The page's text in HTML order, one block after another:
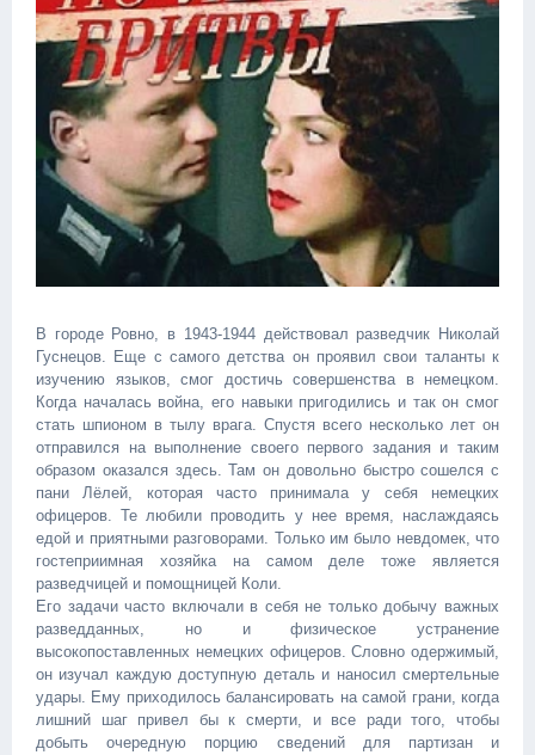
В городе Ровно, в 1943-1944 действовал разведчик Николай
Гуснецов. Еще с самого детства он проявил свои таланты к
изучению языков, смог достичь совершенства в немецком.
Когда началась война, его навыки пригодились и так он смог
стать шпионом в тылу врага. Спустя всего несколько лет он
отправился на выполнение своего первого задания и таким
образом оказался здесь. Там он довольно быстро сошелся с
пани Лёлей, которая часто принимала у себя немецких
офицеров. Те любили проводить у нее время, наслаждаясь
едой и приятными разговорами. Только им было невдомек, что
гостеприимная хозяйка на самом деле тоже является
разведчицей и помощницей Коли.
Его задачи часто включали в себя не только добычу важных
разведданных, но и физическое устранение
высокопоставленных немецких офицеров. Словно одержимый,
он изучал каждую доступную деталь и наносил смертельные
удары. Ему приходилось балансировать на самой грани, когда
лишний шаг привел бы к смерти, и все ради того, чтобы
добыть очередную порцию сведений для партизан и